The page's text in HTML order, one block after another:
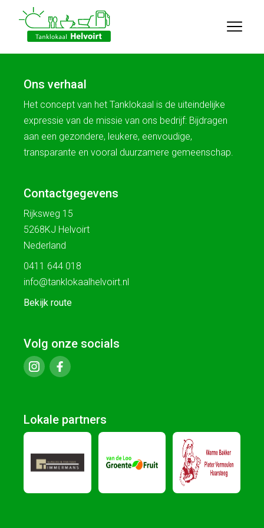
Ons verhaal
Het concept van het Tanklokaal is de uiteindelijke
expressie van de missie van ons bedrijf: Bijdragen
aan een gezondere, leukere, eenvoudige,
transparante en vooral duurzamere gemeenschap.
Contactgegevens
Rijksweg 15
5268KJ Helvoirt
Nederland
0411 644 018
info@tanklokaalhelvoirt.nl
Bekijk route
Volg onze socials
Lokale partners